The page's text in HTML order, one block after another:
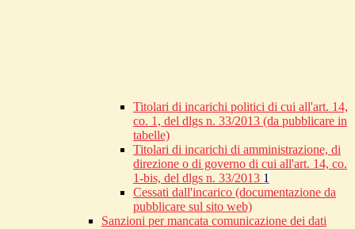
Titolari di incarichi politici di cui all'art. 14,
co. 1, del dlgs n. 33/2013 (da pubblicare in
tabelle)
Titolari di incarichi di amministrazione, di
direzione o di governo di cui all'art. 14, co.
1-bis, del dlgs n. 33/2013 1
Cessati dall'incarico (documentazione da
pubblicare sul sito web)
Sanzioni per mancata comunicazione dei dati